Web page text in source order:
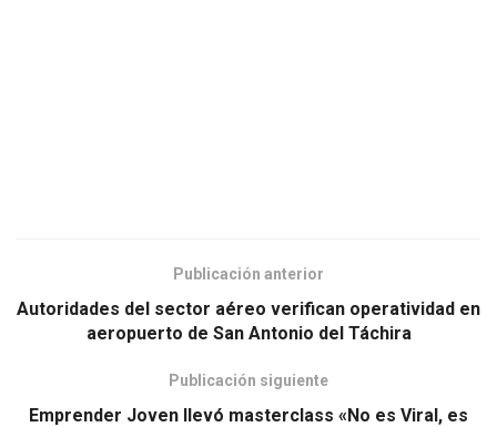
Publicación anterior
Autoridades del sector aéreo verifican operatividad en
aeropuerto de San Antonio del Táchira
Publicación siguiente
Emprender Joven llevó masterclass «No es Viral, es